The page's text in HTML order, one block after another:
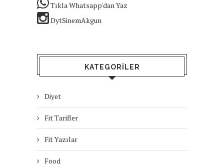
Tıkla Whatsapp'dan Yaz
DytSinemAkgun
KATEGORILER
Diyet
Fit Tarifler
Fit Yazılar
Food